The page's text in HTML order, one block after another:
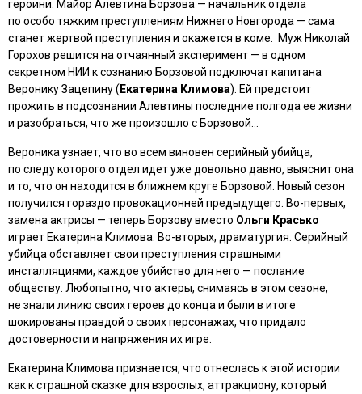
героини. Майор Алевтина Борзова — начальник отдела
по особо тяжким преступлениям Нижнего Новгорода — сама
станет жертвой преступления и окажется в коме. Муж Николай
Горохов решится на отчаянный эксперимент — в одном
секретном НИИ к сознанию Борзовой подключат капитана
Веронику Зацепину ( Екатерина Климова). Ей предстоит
прожить в подсознании Алевтины последние полгода ее жизни
и разобраться, что же произошло с Борзовой…
Вероника узнает, что во всем виновен серийный убийца,
по следу которого отдел идет уже довольно давно, выяснит она
и то, что он находится в ближнем круге Борзовой. Новый сезон
получился гораздо провокационней предыдущего. Во-первых,
замена актрисы — теперь Борзову вместо Ольги Красько
играет Екатерина Климова. Во-вторых, драматургия. Серийный
убийца обставляет свои преступления страшными
инсталляциями, каждое убийство для него — послание
обществу. Любопытно, что актеры, снимаясь в этом сезоне,
не знали линию своих героев до конца и были в итоге
шокированы правдой о своих персонажах, что придало
достоверности и напряжения их игре.
Екатерина Климова признается, что отнеслась к этой истории
как к страшной сказке для взрослых, аттракциону, который